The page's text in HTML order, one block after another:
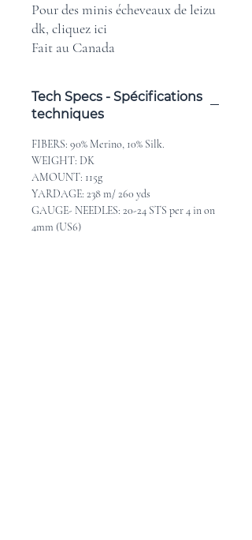
Pour des minis écheveaux de leizu
dk, cliquez ici
Fait au Canada
Tech Specs - Spécifications
techniques
FIBERS: 90% Merino, 10% Silk.
WEIGHT: DK
AMOUNT: 115g
YARDAGE: 238 m/ 260 yds
GAUGE- NEEDLES: 20-24 STS per 4 in on
4mm (US6)